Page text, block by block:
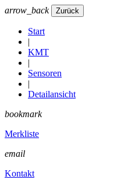
arrow_back
Start
|
KMT
|
Sensoren
|
Detailansicht
bookmark
Merkliste
email
Kontakt